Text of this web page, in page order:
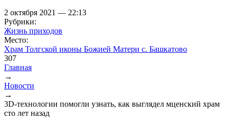
2 октября 2021 — 22:13
Рубрики:
Жизнь приходов
Место:
Храм Толгской иконы Божией Матери с. Башкатово
307
Вы здесь
Главная
→
Новости
→
3D-технологии помогли узнать, как выглядел мценский храм
сто лет назад